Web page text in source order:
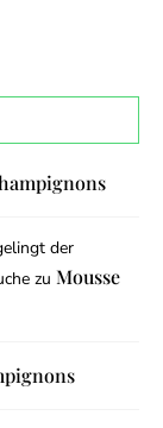
der
zu Mousse